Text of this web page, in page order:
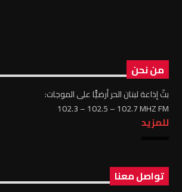
من نحن
بثّ إذاعة لبنان الحر أرضيًّا على الموجات:
102.3 – 102.5 – 102.7 MHZ FM
للمزيد
تواصل معنا